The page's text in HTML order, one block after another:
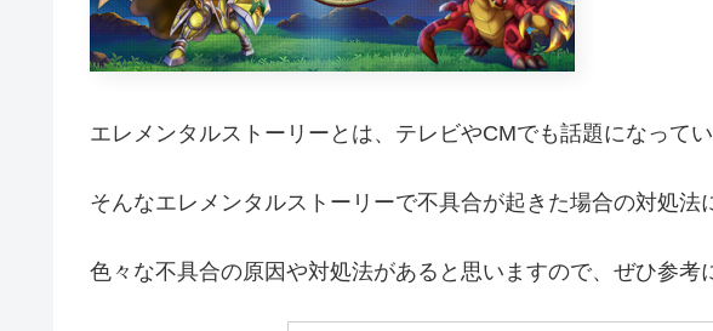
エレメンタルストーリーとは、テレビやCMでも話題になって
そんなエレメンタルストーリーで不具合が起きた場合の対処法
色々な不具合の原因や対処法があると思いますので、ぜひ参考